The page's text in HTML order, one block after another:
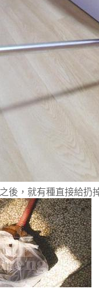
後，就有種直接給扔